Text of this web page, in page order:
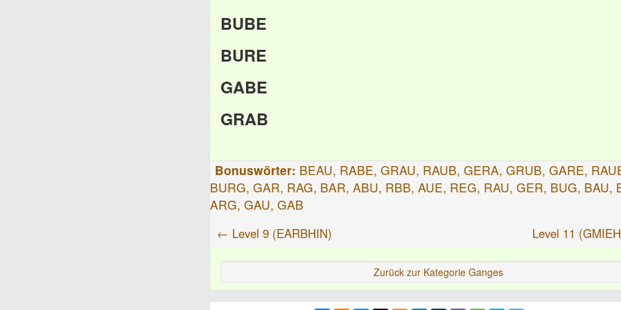
BUBE
BURE
GABE
GRAB
Bonuswörter: BEAU, RABE, GRAU, RAUB, GERA, GRUB, GARE,
BURG, GAR, RAG, BAR, ABU, RBB, AUE, REG, RAU, GER, BUG, BAU,
ARG, GAU, GAB
← Level 9 (EARBHIN) Level 11
Zurück zur Kategorie Ganges